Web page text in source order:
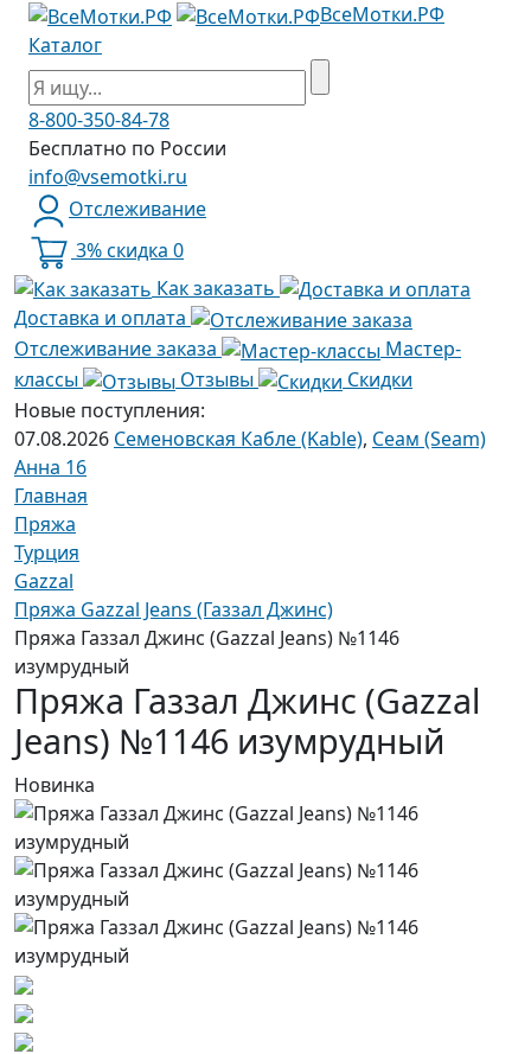
ВсеМотки.РФ
Каталог
8-800-350-84-78
Бесплатно по России
info@vsemotki.ru
Отслеживание
3% скидка 0
Как заказать
Доставка и оплата
Отслеживание заказа
Мастер-
классы
Отзывы
Скидки
Новые поступления:
07.08.2026 Семеновская Кабле (Kable), Сеам (Seam)
Анна 16
Главная
Пряжа
Турция
Gazzal
Пряжа Gazzal Jeans (Газзал Джинс)
Пряжа Газзал Джинс (Gazzal Jeans) №1146
изумрудный
Пряжа Газзал Джинс (Gazzal
Jeans) №1146 изумрудный
Новинка